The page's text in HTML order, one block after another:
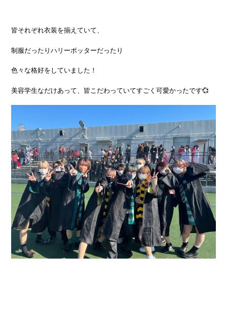
皆それぞれ衣装を揃えていて、
制服だったりハリーポッターだったり
色々な格好をしていました！
美容学生なだけあって、皆こだわっていてすごく可愛かったです💞